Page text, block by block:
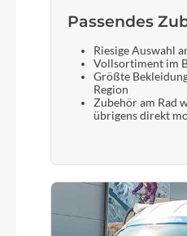
Passendes
Riesige Auswahl
Vollsortiment im
Größte
Region
Zubehör am Rad
übrigens direkt